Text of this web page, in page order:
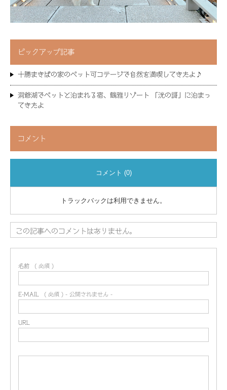
ピックアップ記事
十勝まきばの家のペット可コテージで自然を満喫してきたよ♪
洞爺湖でペットと泊まれる宿、鶴雅リゾート 「洸の謌」に泊まっ
てきたよ
コメント
コメント (0)
トラックバックは利用できません。
この記事へのコメントはありません。
名前 ( 必須 )
E-MAIL ( 必須 ) - 公開されません -
URL